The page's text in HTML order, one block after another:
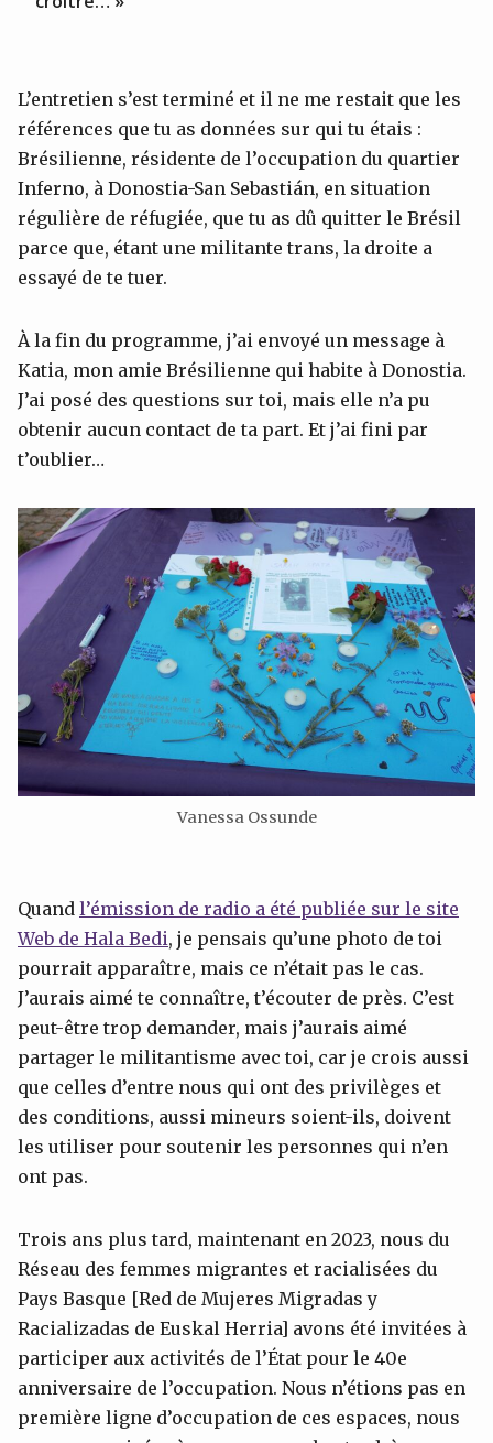
L’entretien s’est terminé et il ne me restait que les
références que tu as données sur qui tu étais :
Brésilienne, résidente de l’occupation du quartier
Inferno, à Donostia-San Sebastián, en situation
régulière de réfugiée, que tu as dû quitter le Brésil
parce que, étant une militante trans, la droite a
essayé de te tuer.
À la fin du programme, j’ai envoyé un message à
Katia, mon amie Brésilienne qui habite à Donostia.
J’ai posé des questions sur toi, mais elle n’a pu
obtenir aucun contact de ta part. Et j’ai fini par
t’oublier…
Vanessa Ossunde
Quand l’émission de radio a été publiée sur le site
Web de Hala Bedi, je pensais qu’une photo de toi
pourrait apparaître, mais ce n’était pas le cas.
J’aurais aimé te connaître, t’écouter de près. C’est
peut-être trop demander, mais j’aurais aimé
partager le militantisme avec toi, car je crois aussi
que celles d’entre nous qui ont des privilèges et
des conditions, aussi mineurs soient-ils, doivent
les utiliser pour soutenir les personnes qui n’en
ont pas.
Trois ans plus tard, maintenant en 2023, nous du
Réseau des femmes migrantes et racialisées du
Pays Basque [Red de Mujeres Migradas y
Racializadas de Euskal Herria] avons été invitées à
participer aux activités de l’État pour le 40e
anniversaire de l’occupation. Nous n’étions pas en
première ligne d’occupation de ces espaces, nous